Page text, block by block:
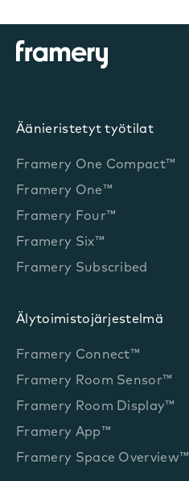
Äänieristetyt työtilat
Framery One Compact™
Framery One™
Framery Four™
Framery Six™
Framery Subscribed
Älytoimistojärjestelmä
Framery Connect™
Framery Room Sensor™
Framery Room Display™
Framery App™
Framery Space Overview™